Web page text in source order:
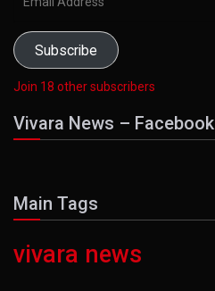
Subscribe
Join 18 other subscribers
Vivara News – Facebook
Main Tags
vivara news